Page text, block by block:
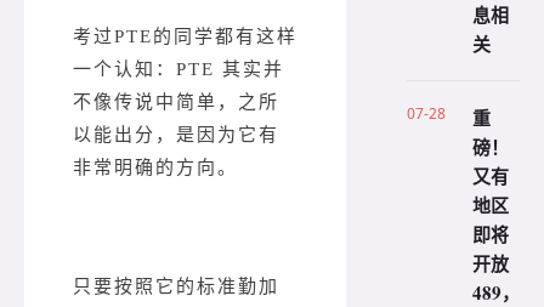
考过PTE的同学都有这样
一个认知：PTE 其实并
不像传说中简单，之所
以能出分，是因为它有
非常明确的方向。
只要按照它的标准勤加
息相
关
07-28
重
磅！
又有
地区
即将
开放
489，